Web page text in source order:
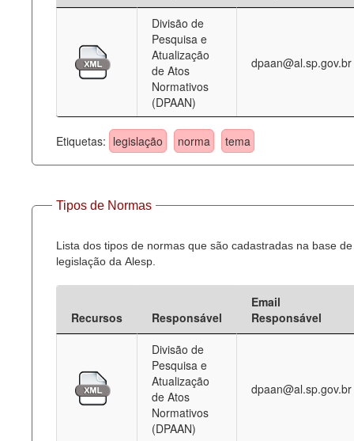
Divisão de
Pesquisa e
Atualização
de Atos
Normativos
(DPAAN)
dpaan@al.sp.gov.br
Etiquetas: legislação norma tema
Tipos de Normas
Lista dos tipos de normas que são cadastradas na base de
legislação da Alesp.
Recursos Responsável
Email
Responsável
Divisão de
Pesquisa e
Atualização
de Atos
Normativos
(DPAAN)
dpaan@al.sp.gov.br